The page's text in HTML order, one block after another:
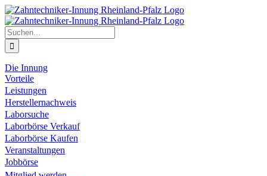
Zum
Inhalt
springen
Suche
nach:
Die Innung
Vorteile
Leistungen
Herstellernachweis
Laborsuche
Laborbörse Verkauf
Laborbörse Kaufen
Veranstaltungen
Jobbörse